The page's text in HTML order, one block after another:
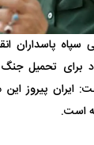
پاسداران
تحمیل جنگ
پیروز این
است.